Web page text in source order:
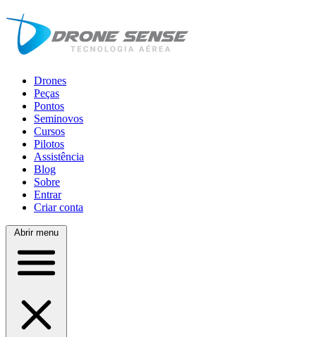
Drones
Peças
Pontos
Seminovos
Cursos
Pilotos
Assistência
Blog
Sobre
Entrar
Criar conta
Abrir menu